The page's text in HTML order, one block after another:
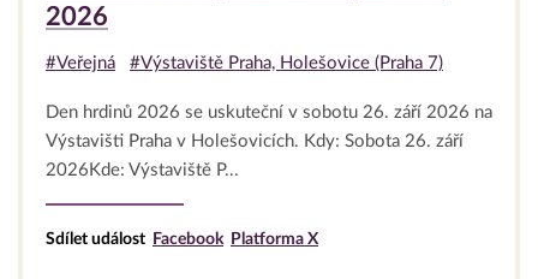
2026
#Veřejná #Výstaviště Praha, Holešovice (Praha 7)
Den hrdinů 2026 se uskuteční v sobotu 26. září 2026 na
Výstavišti Praha v Holešovicích. Kdy: Sobota 26. září
2026Kde: Výstaviště P...
Sdílet událost Facebook Platforma X